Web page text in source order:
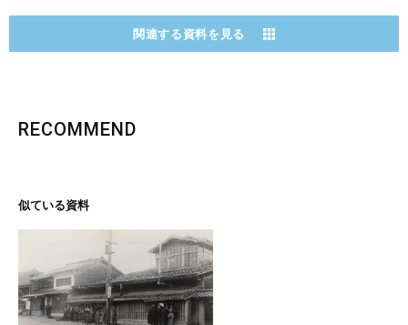
関連する資料を見る
RECOMMEND
似ている資料